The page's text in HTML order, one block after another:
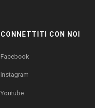
CONNETTITI CON NOI
Facebook
Instagram
Youtube